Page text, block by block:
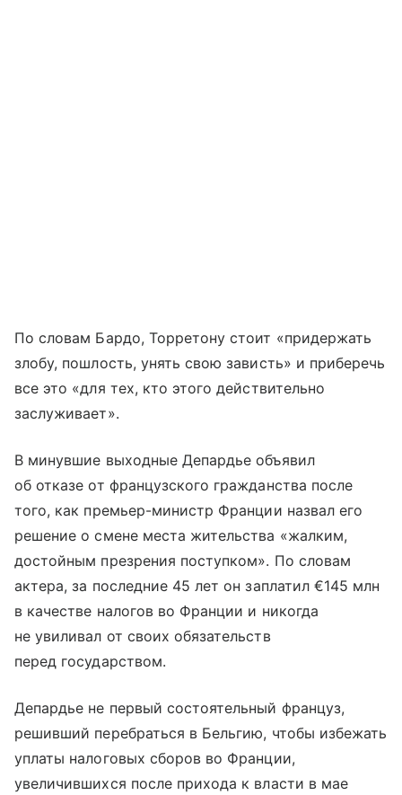
По словам Бардо, Торретону стоит «придержать
злобу, пошлость, унять свою зависть» и приберечь
все это «для тех, кто этого действительно
заслуживает».
В минувшие выходные Депардье объявил
об отказе от французского гражданства после
того, как премьер-министр Франции назвал его
решение о смене места жительства «жалким,
достойным презрения поступком». По словам
актера, за последние 45 лет он заплатил €145 млн
в качестве налогов во Франции и никогда
не увиливал от своих обязательств
перед государством.
Депардье не первый состоятельный француз,
решивший перебраться в Бельгию, чтобы избежать
уплаты налоговых сборов во Франции,
увеличившихся после прихода к власти в мае